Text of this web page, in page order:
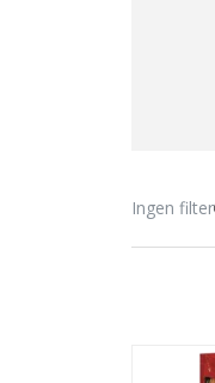
Ingen filter